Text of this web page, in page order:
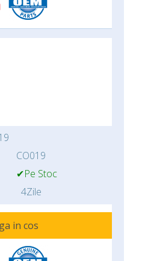
CO019
✔Pe Stoc
4Zile
in cos